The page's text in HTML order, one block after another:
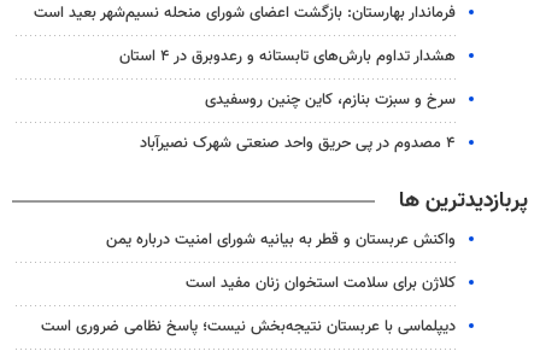
فرماندار بهارستان: بازگشت اعضای شورای منحله نسیم‌شهر بعید است
هشدار تداوم بارش‌های تابستانه و رعدوبرق در ۴ استان
سرخ و سبزت بنازم، کاین چنین روسفیدی
۴ مصدوم در پی حریق واحد صنعتی شهرک نصیرآباد
پربازدیدترین ها
واکنش عربستان و قطر به بیانیه شورای امنیت درباره یمن
کلاژن برای سلامت استخوان زنان مفید است
دیپلماسی با عربستان نتیجه‌بخش نیست؛ پاسخ نظامی ضروری است